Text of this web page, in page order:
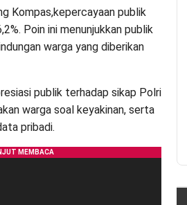
Kompas,kepercayaan publik
Poin ini menunjukkan publik
warga yang diberikan
publik terhadap sikap Polri
warga soal keyakinan, serta
pribadi.